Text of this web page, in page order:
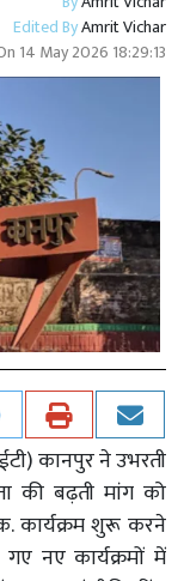
Edited ByAmrit Vichar
14 May 2026 18:29:13
कानपुर ने उभरती
की बढ़ती मांग को
कार्यक्रम शुरू करने
नए कार्यक्रमों में